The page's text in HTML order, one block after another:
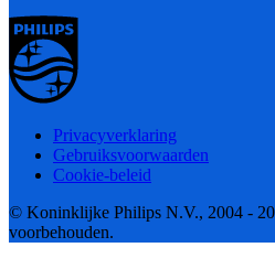
Privacyverklaring
Gebruiksvoorwaarden
Cookie-beleid
© Koninklijke Philips N.V., 2004 -
voorbehouden.